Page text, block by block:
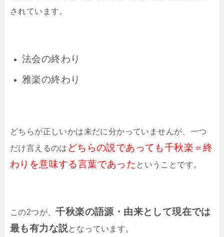
されています。
法会の終わり
雅楽の終わり
どちらが正しいかは未だに分かっていませんが、一つ
だけ言えるのは どちらの説であっても千秋楽＝終
わりを意味する言葉であった ということです。
この2つが、千秋楽の語源・由来として現在では
最も有力な説となっています。